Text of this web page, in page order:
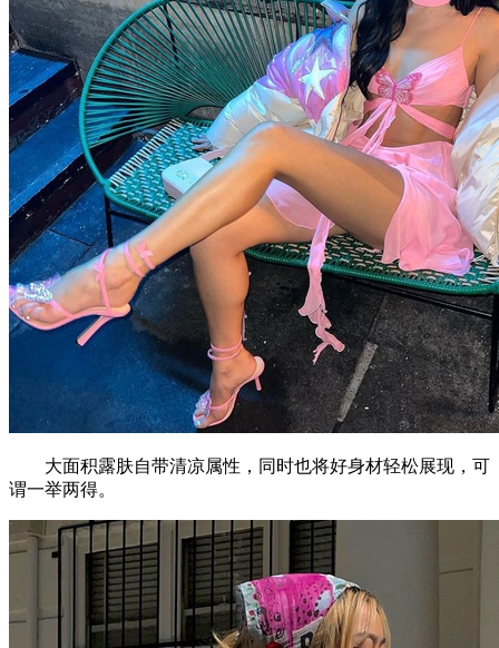
大面积露肤自带清凉属性，同时也将好身材轻松展现，可
谓一举两得。